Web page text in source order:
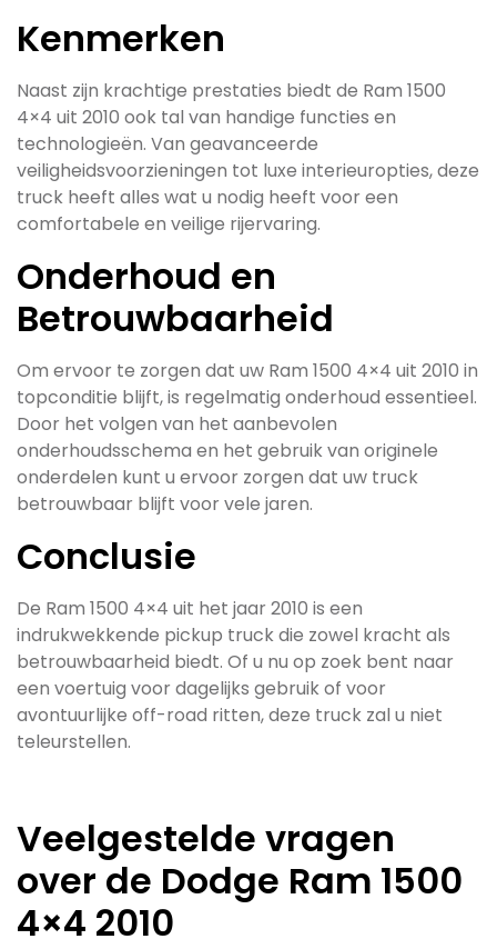
Kenmerken
Naast zijn krachtige prestaties biedt de Ram 1500
4×4 uit 2010 ook tal van handige functies en
technologieën. Van geavanceerde
veiligheidsvoorzieningen tot luxe interieuropties, deze
truck heeft alles wat u nodig heeft voor een
comfortabele en veilige rijervaring.
Onderhoud en
Betrouwbaarheid
Om ervoor te zorgen dat uw Ram 1500 4×4 uit 2010 in
topconditie blijft, is regelmatig onderhoud essentieel.
Door het volgen van het aanbevolen
onderhoudsschema en het gebruik van originele
onderdelen kunt u ervoor zorgen dat uw truck
betrouwbaar blijft voor vele jaren.
Conclusie
De Ram 1500 4×4 uit het jaar 2010 is een
indrukwekkende pickup truck die zowel kracht als
betrouwbaarheid biedt. Of u nu op zoek bent naar
een voertuig voor dagelijks gebruik of voor
avontuurlijke off-road ritten, deze truck zal u niet
teleurstellen.
Veelgestelde vragen
over de Dodge Ram 1500
4×4 2010